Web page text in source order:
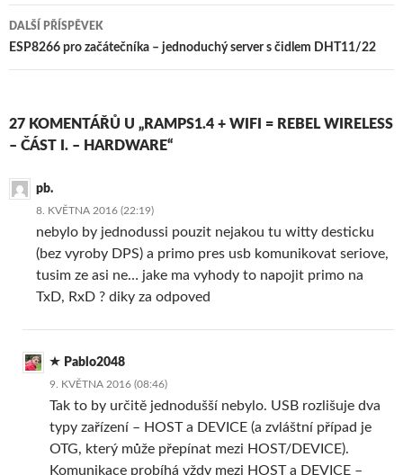
příspěvky
DALŠÍ PŘÍSPĚVEK
ESP8266 pro začátečníka – jednoduchý server s čidlem DHT11/22
27 KOMENTÁŘŮ U „RAMPS1.4 + WIFI = REBEL WIRELESS
– ČÁST I. – HARDWARE“
pb.
8. KVĚTNA 2016 (22:19)
nebylo by jednodussi pouzit nejakou tu witty desticku
(bez vyroby DPS) a primo pres usb komunikovat seriove,
tusim ze asi ne… jake ma vyhody to napojit primo na
TxD, RxD ? diky za odpoved
Pablo2048
9. KVĚTNA 2016 (08:46)
Tak to by určitě jednodušší nebylo. USB rozlišuje dva
typy zařízení – HOST a DEVICE (a zvláštní případ je
OTG, který může přepínat mezi HOST/DEVICE).
Komunikace probíhá vždy mezi HOST a DEVICE –